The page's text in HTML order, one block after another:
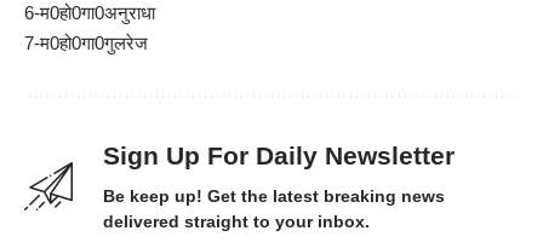
6-म0हो0गा0अनुराधा
7-म0हो0गा0गुलरेज
Sign Up For Daily Newsletter
Be keep up! Get the latest breaking news
delivered straight to your inbox.